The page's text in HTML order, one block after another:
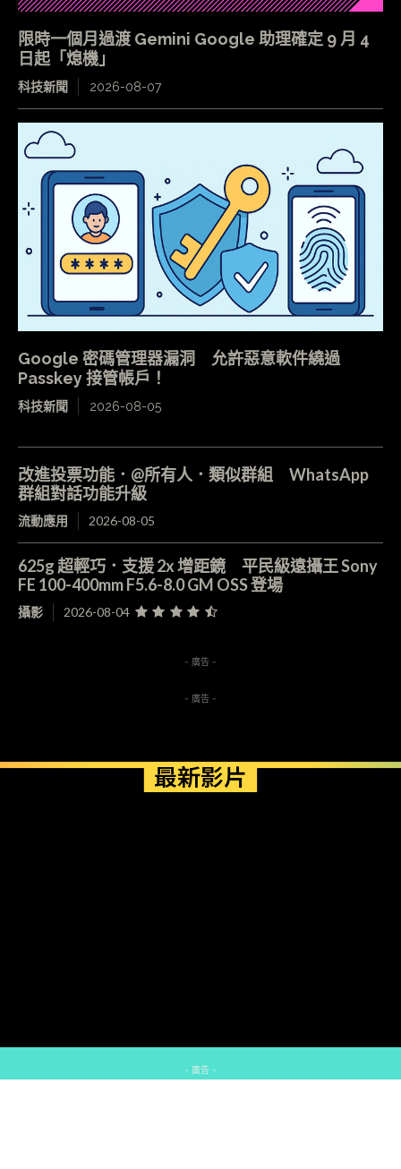
限時一個月過渡 Gemini Google 助理確定 9 月 4
日起「熄機」
科技新聞 2026-08-07
Google 密碼管理器漏洞 允許惡意軟件繞過
Passkey 接管帳戶！
科技新聞 2026-08-05
改進投票功能．@所有人．類似群組 WhatsApp
群組對話功能升級
流動應用 2026-08-05
625g 超輕巧．支援 2x 增距鏡 平民級遠攝王 Sony
FE 100-400mm F5.6-8.0 GM OSS 登場
攝影 2026-08-04
- 廣告 -
- 廣告 -
最新影片
- 廣告 -